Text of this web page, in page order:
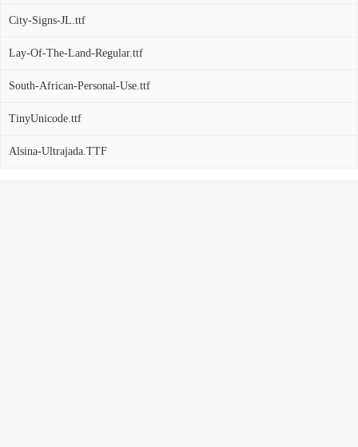
City-Signs-JL.ttf
Lay-Of-The-Land-Regular.ttf
South-African-Personal-Use.ttf
TinyUnicode.ttf
Alsina-Ultrajada.TTF